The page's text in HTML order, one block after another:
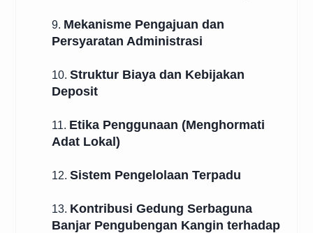
9. Mekanisme Pengajuan dan
Persyaratan Administrasi
10. Struktur Biaya dan Kebijakan
Deposit
11. Etika Penggunaan (Menghormati
Adat Lokal)
12. Sistem Pengelolaan Terpadu
13. Kontribusi Gedung Serbaguna
Banjar Pengubengan Kangin terhadap